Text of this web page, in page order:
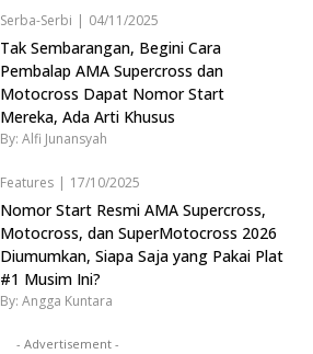
Serba-Serbi | 04/11/2025
Tak Sembarangan, Begini Cara
Pembalap AMA Supercross dan
Motocross Dapat Nomor Start
Mereka, Ada Arti Khusus
By: Alfi Junansyah
Features | 17/10/2025
Nomor Start Resmi AMA Supercross,
Motocross, dan SuperMotocross 2026
Diumumkan, Siapa Saja yang Pakai Plat
#1 Musim Ini?
By: Angga Kuntara
- Advertisement -